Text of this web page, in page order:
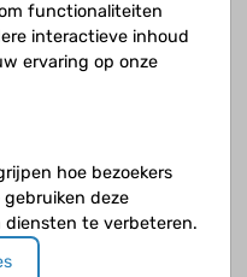
van het Lectoraat Transities
Rotterdam. De website is
is de verzamelnaam voor
jongeren met chronische
worden en de transitie
functionaliteiten
interactieve inhoud
ervaring op onze
hoe bezoekers
deze
te verbeteren.